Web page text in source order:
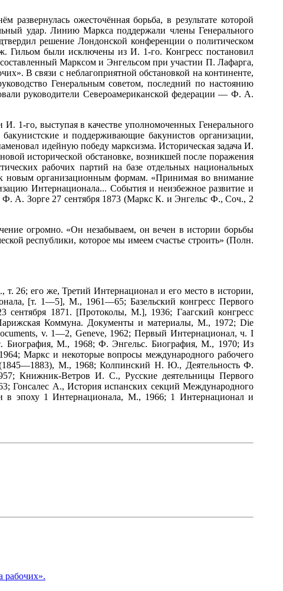
ожесточённая борьба, в результате которой
удар. Линию Маркса поддержали члены Генерального
решение Лондонской конференции о политическом
Гильом были исключены из И. 1-го. Конгресс постановил
составленный Марксом и Энгельсом при участии П. Лафарга,
В связи с неблагоприятной обстановкой на континенте,
Генеральным советом, последний по настоянию
руководители Североамериканской федерации — Ф. А.
1-го, выступая в качестве уполномоченных Генерального
и поддерживающие бакунистов организации,
идейную победу марксизма. Историческая задача И.
исторической обстановке, возникшей после поражения
рабочих партий на базе отдельных национальных
новым организационным формам. «Принимая во внимание
Интернационала... События и неизбежное развитие и
А. Зорге 27 сентября 1873 (Маркс К. и Энгельс Ф., Соч., 2
огромно. «Он незабываем, он вечен в истории борьбы
республики, которое мы имеем счастье строить» (Полн.
26; его же, Третий Интернационал и его место в истории,
[т. 1—5], М., 1961—65; Базельский конгресс Первого
1871. [Протоколы, М.], 1936; Гаагский конгресс
Коммуна. Документы и материалы, М., 1972; Die
v. 1—2, Geneve, 1962; Первый Интернационал, ч. I
М., 1968; Ф. Энгельс. Биография, М., 1970; Из
Маркс и некоторые вопросы международного рабочего
М., 1968; Колпинский Н. Ю., Деятельность Ф.
Книжник-Ветров И. С., Русские деятельницы Первого
Гонсалес А., История испанских секций Международного
в эпоху 1 Интернационала, М., 1966; 1 Интернационал и
рабочих».